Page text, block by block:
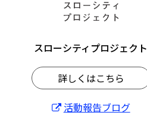
スローシティプロジェクト
詳しくはこちら
活動報告ブログ